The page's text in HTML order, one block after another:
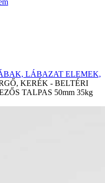
LÁBAZAT ELEMEK,
KERÉK - BELTÉRI
TALPAS 50mm 35kg